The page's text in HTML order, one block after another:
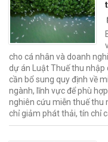
cho cá nhân và doanh
dự án Luật Thuế thu nhập
cần bổ sung quy định về
ngành, lĩnh vực để phù
nghiên cứu miễn thuế thu
chỉ giảm phát thải, tín chỉ